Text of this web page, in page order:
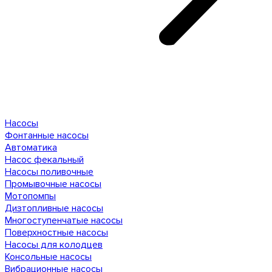
Насосы
Фонтанные насосы
Автоматика
Насос фекальный
Насосы поливочные
Промывочные насосы
Мотопомпы
Дизтопливные насосы
Многоступенчатые насосы
Поверхностные насосы
Насосы для колодцев
Консольные насосы
Вибрационные насосы